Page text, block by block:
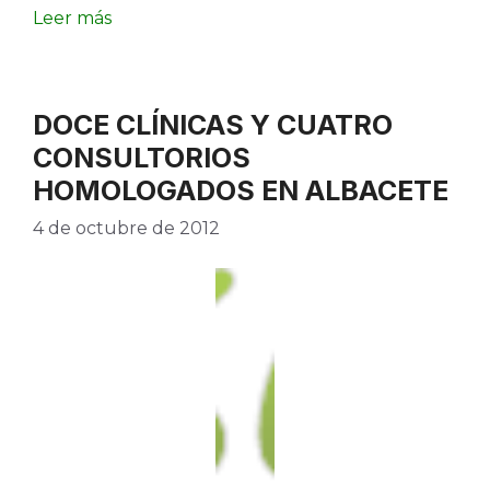
Leer más
DOCE CLÍNICAS Y CUATRO
CONSULTORIOS
HOMOLOGADOS EN ALBACETE
4 de octubre de 2012